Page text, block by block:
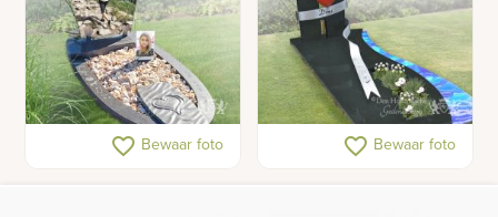
Gedenkteken voor een
tiener met schelpen en
favorite_border Bewaar foto
Liefdevol grafmonument
voor tienerfavorite_border Bewaar foto